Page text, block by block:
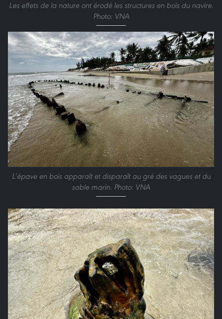
Les effets de la nature ont érodé les structures en bois du navire.
Photo: VNA
L’épave en bois apparaît et disparaît au gré des vagues et du
sable marin. Photo: VNA